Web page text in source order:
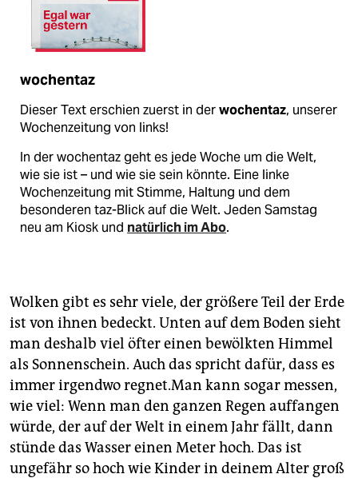
wochentaz
Dieser Text erschien zuerst in derwochentaz, unserer
Wochenzeitung von links!
In der wochentaz geht es jede Woche um die Welt,
wie sie ist – und wie sie sein könnte. Eine linke
Wochenzeitung mit Stimme, Haltung und dem
besonderen taz-Blick auf die Welt. Jeden Samstag
neu am Kiosk und natürlich im Abo.
Wolken gibt es sehr viele, der größere Teil der Erde
ist von ihnen bedeckt. Unten auf dem Boden sieht
man deshalb viel öfter einen ­bewölkten Himmel
als Sonnenschein. Auch das spricht dafür, dass es
immer irgendwo ­regnet.Man kann sogar messen,
wie viel: Wenn man den ganzen Regen auffangen
würde, der auf der Welt in einem Jahr fällt, dann
stünde das Wasser einen Meter hoch. Das ist
ungefähr so hoch wie Kinder in deinem Alter groß